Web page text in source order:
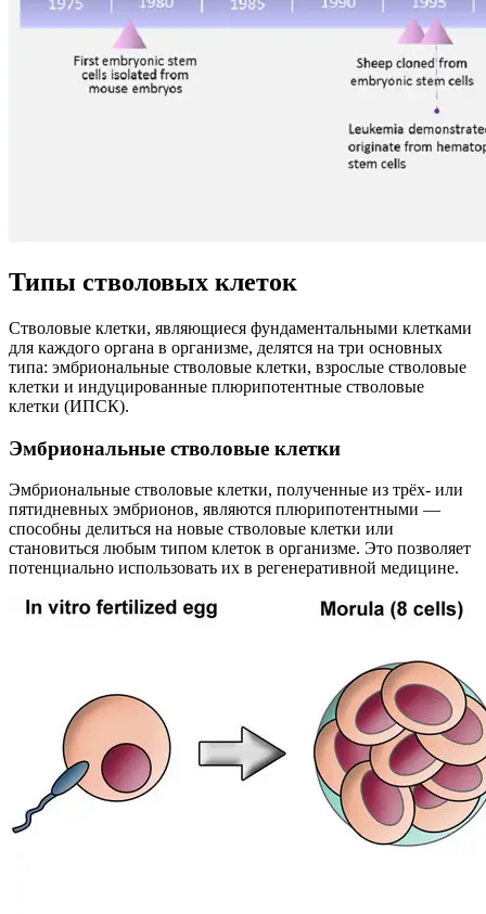
Типы стволовых клеток
Стволовые клетки, являющиеся фундаментальными клетками
для каждого органа в организме, делятся на три основных
типа: эмбриональные стволовые клетки, взрослые стволовые
клетки и индуцированные плюрипотентные стволовые
клетки (ИПСК).
Эмбриональные стволовые клетки
Эмбриональные стволовые клетки, полученные из трёх- или
пятидневных эмбрионов, являются плюрипотентными —
способны делиться на новые стволовые клетки или
становиться любым типом клеток в организме. Это позволяет
потенциально использовать их в регенеративной медицине.